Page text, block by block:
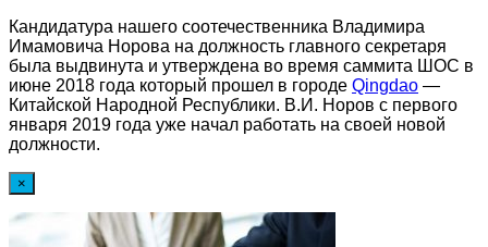
Кандидатура нашего соотечественника Владимира
Имамовича Норова на должность главного секретаря
была выдвинута и утверждена во время саммита ШОС в
июне 2018 года который прошел в городе Qingdao —
Китайской Народной Республики. В.И. Норов с первого
января 2019 года уже начал работать на своей новой
должности.
×